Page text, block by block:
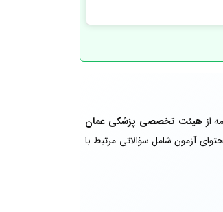
از هیئت تخصصی پزشکی عمان
آزمون شامل سؤالاتی مرتبط با